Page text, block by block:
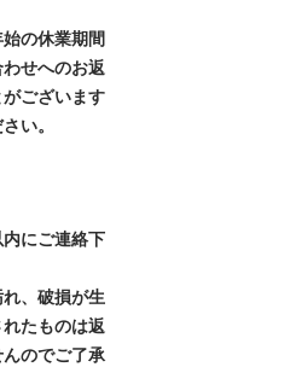
の休業期間
せへのお返
ございます
い。
にご連絡下
、破損が生
れたものは返
のでご了承